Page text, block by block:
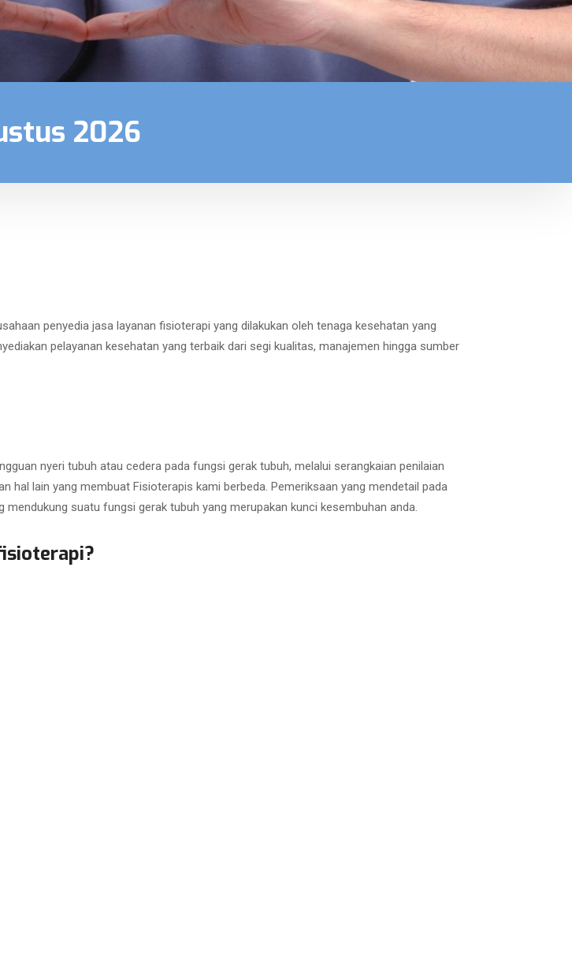
2026
penyedia jasa layanan fisioterapi yang dilakukan oleh tenaga kesehatan yang
pelayanan kesehatan yang terbaik dari segi kualitas, manajemen hingga sumber
nyeri tubuh atau cedera pada fungsi gerak tubuh, melalui serangkaian penilaian
hal lain yang membuat Fisioterapis kami berbeda. Pemeriksaan yang mendetail pada
suatu fungsi gerak tubuh yang merupakan kunci kesembuhan anda.